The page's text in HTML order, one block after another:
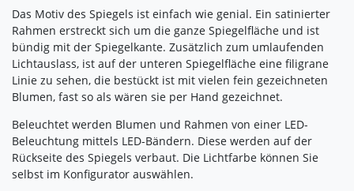
Das Motiv des Spiegels ist einfach wie genial. Ein satinierter
Rahmen erstreckt sich um die ganze Spiegelfläche und ist
bündig mit der Spiegelkante. Zusätzlich zum umlaufenden
Lichtauslass, ist auf der unteren Spiegelfläche eine filigrane
Linie zu sehen, die bestückt ist mit vielen fein gezeichneten
Blumen, fast so als wären sie per Hand gezeichnet.
Beleuchtet werden Blumen und Rahmen von einer LED-
Beleuchtung mittels LED-Bändern. Diese werden auf der
Rückseite des Spiegels verbaut. Die Lichtfarbe können Sie
selbst im Konfigurator auswählen.